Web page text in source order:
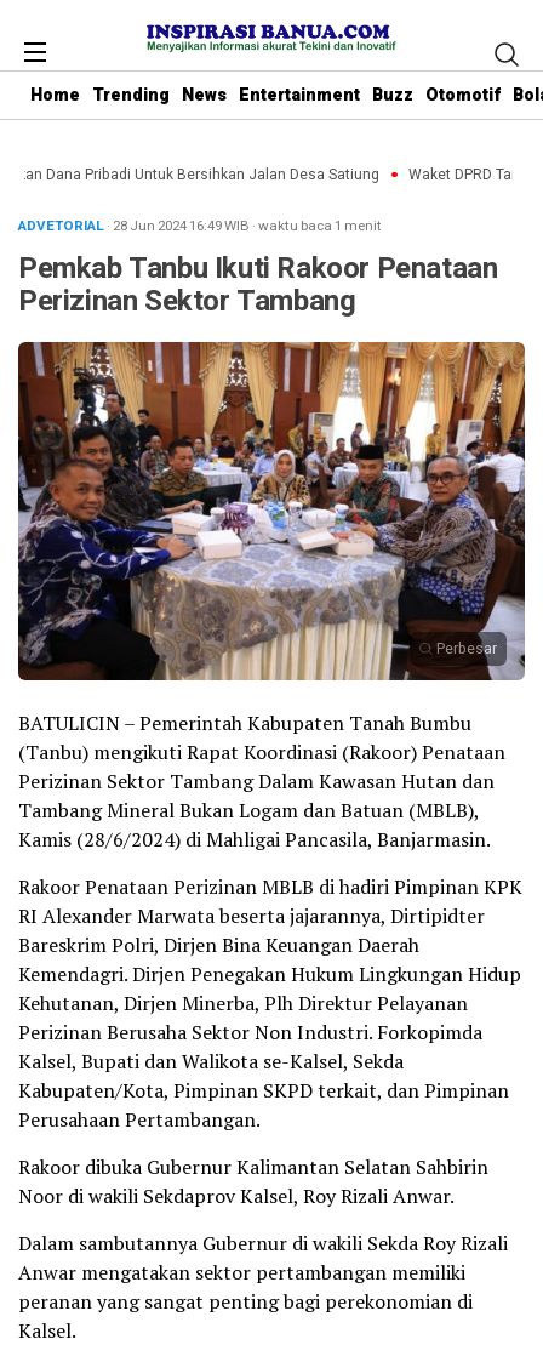
Home Trending News Entertainment Buzz Otomotif
Dana Pribadi Untuk Bersihkan Jalan Desa Satiung Waket DPRD Tanbu
ADVETORIAL· 28 Jun 202416:49WIB ·waktu baca 1 menit
Pemkab Tanbu Ikuti Rakoor Penataan
Perizinan Sektor Tambang
Perbesar
BATULICIN – Pemerintah Kabupaten Tanah Bumbu
(Tanbu) mengikuti Rapat Koordinasi (Rakoor) Penataan
Perizinan Sektor Tambang Dalam Kawasan Hutan dan
Tambang Mineral Bukan Logam dan Batuan (MBLB),
Kamis (28/6/2024) di Mahligai Pancasila, Banjarmasin.
Rakoor Penataan Perizinan MBLB di hadiri Pimpinan KPK
RI Alexander Marwata beserta jajarannya, Dirtipidter
Bareskrim Polri, Dirjen Bina Keuangan Daerah
Kemendagri. Dirjen Penegakan Hukum Lingkungan Hidup
Kehutanan, Dirjen Minerba, Plh Direktur Pelayanan
Perizinan Berusaha Sektor Non Industri. Forkopimda
Kalsel, Bupati dan Walikota se-Kalsel, Sekda
Kabupaten/Kota, Pimpinan SKPD terkait, dan Pimpinan
Perusahaan Pertambangan.
Rakoor dibuka Gubernur Kalimantan Selatan Sahbirin
Noor di wakili Sekdaprov Kalsel, Roy Rizali Anwar.
Dalam sambutannya Gubernur di wakili Sekda Roy Rizali
Anwar mengatakan sektor pertambangan memiliki
peranan yang sangat penting bagi perekonomian di
Kalsel.